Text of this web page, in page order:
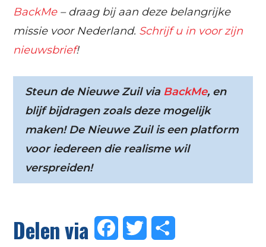
BackMe– draag bij aan deze belangrijke
missie voor Nederland. Schrijf u in voor zijn
nieuwsbrief!
Steun de Nieuwe Zuil via BackMe, en
blijf bijdragen zoals deze mogelijk
maken! De Nieuwe Zuil is een platform
voor iedereen die realisme wil
verspreiden!
Delen via FacebookTwitter